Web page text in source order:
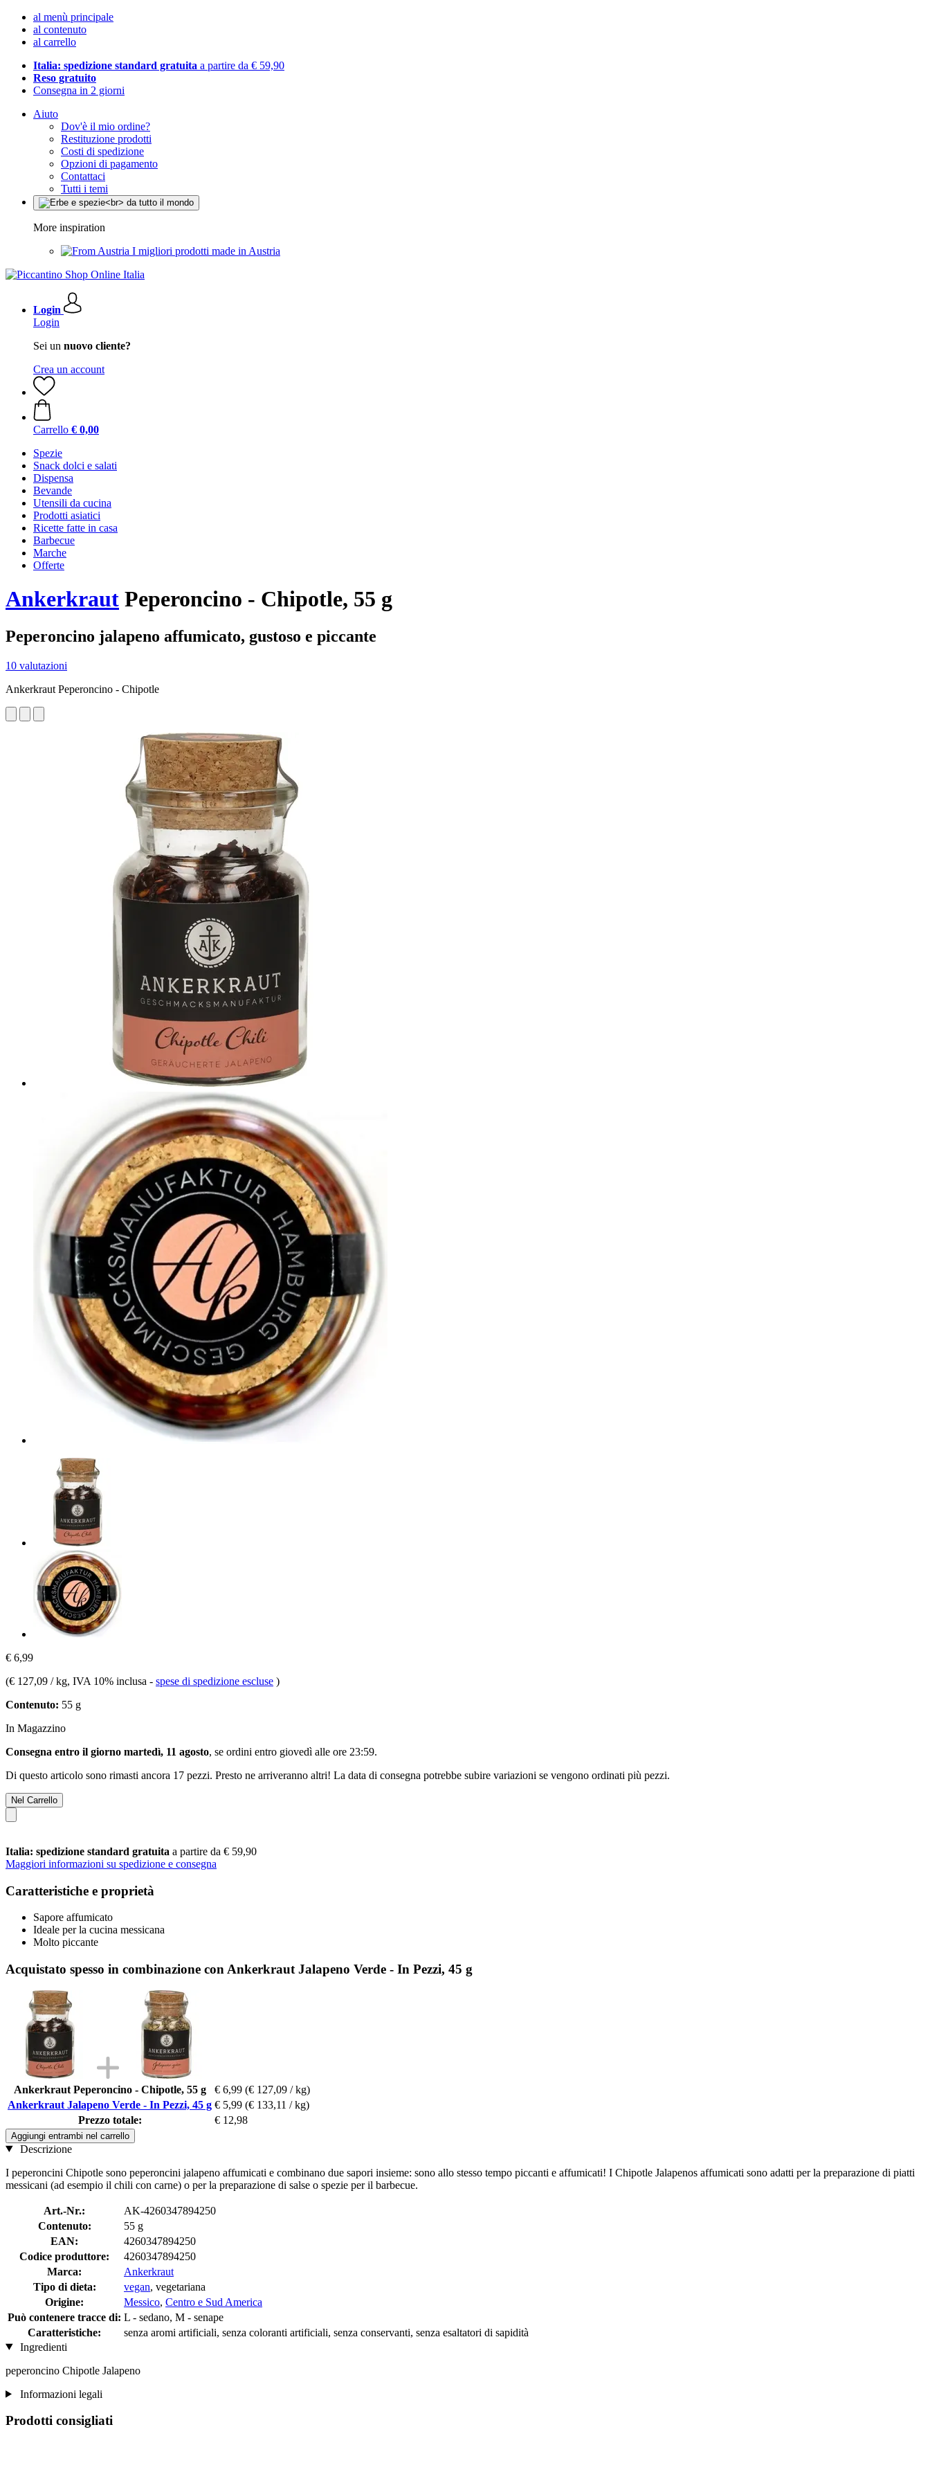
al menù principale
al contenuto
al carrello
Italia: spedizione standard gratuita a partire da € 59,90
Reso gratuito
Consegna in 2 giorni
Aiuto
Dov'è il mio ordine?
Restituzione prodotti
Costi di spedizione
Opzioni di pagamento
Contattaci
Tutti i temi
More inspiration
I migliori prodotti made in Austria
Login
Login
Sei un nuovo cliente?
Crea un account
Carrello € 0,00
Spezie
Snack dolci e salati
Dispensa
Bevande
Utensili da cucina
Prodotti asiatici
Ricette fatte in casa
Barbecue
Marche
Offerte
Ankerkraut Peperoncino - Chipotle, 55 g
Peperoncino jalapeno affumicato, gustoso e piccante
10 valutazioni
Ankerkraut Peperoncino - Chipotle
€ 6,99
(€ 127,09 / kg, IVA 10% inclusa - spese di spedizione escluse )
Contenuto: 55 g
In Magazzino
Consegna entro il giorno martedì, 11 agosto, se ordini entro giovedì alle ore 23:59.
Di questo articolo sono rimasti ancora 17 pezzi. Presto ne arriveranno altri! La data di consegna potrebbe subire variazioni se vengono ordinati più pezzi.
Nel Carrello
Italia: spedizione standard gratuita a partire da € 59,90
Maggiori informazioni su spedizione e consegna
Caratteristiche e proprietà
Sapore affumicato
Ideale per la cucina messicana
Molto piccante
Acquistato spesso in combinazione con Ankerkraut Jalapeno Verde - In Pezzi, 45 g
Ankerkraut Peperoncino - Chipotle, 55 g € 6,99 (€ 127,09 / kg)
Ankerkraut Jalapeno Verde - In Pezzi, 45 g € 5,99 (€ 133,11 / kg)
Prezzo totale:
€ 12,98
Aggiungi entrambi nel carrello
Descrizione
I peperoncini Chipotle sono peperoncini jalapeno affumicati e combinano due sapori insieme: sono allo stesso tempo piccanti e affumicati! I Chipotle Jalapenos affumicati sono adatti per la preparazione di piatti
messicani (ad esempio il chili con carne) o per la preparazione di salse o spezie per il barbecue.
Art.-Nr.:
AK-4260347894250
Contenuto:
55 g
EAN:
4260347894250
Codice produttore:
4260347894250
Marca:
Ankerkraut
Tipo di dieta:
vegan, vegetariana
Origine:
Messico, Centro e Sud America
Può contenere tracce di: L - sedano, M - senape
Caratteristiche:
senza aromi artificiali, senza coloranti artificiali, senza conservanti, senza esaltatori di sapidità
Ingredienti
peperoncino Chipotle Jalapeno
Informazioni legali
Prodotti consigliati